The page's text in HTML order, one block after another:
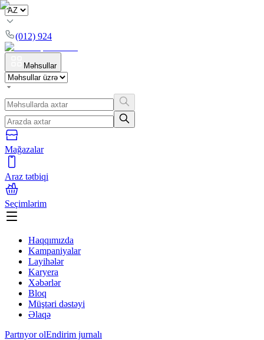
(012) 924
Məhsullar
Mağazalar
Araz tətbiqi
Seçimlərim
Haqqımızda
Kampaniyalar
Layihələr
Karyera
Xəbərlər
Bloq
Müştəri dəstəyi
Əlaqə
Partnyor olEndirim jurnalı